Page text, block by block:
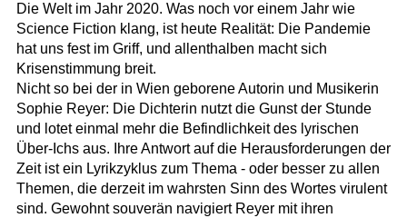
Die Welt im Jahr 2020. Was noch vor einem Jahr wie
Science Fiction klang, ist heute Realität: Die Pandemie
hat uns fest im Griff, und allenthalben macht sich
Krisenstimmung breit.
Nicht so bei der in Wien geborene Autorin und Musikerin
Sophie Reyer: Die Dichterin nutzt die Gunst der Stunde
und lotet einmal mehr die Befindlichkeit des lyrischen
Über-Ichs aus. Ihre Antwort auf die Herausforderungen der
Zeit ist ein Lyrikzyklus zum Thema - oder besser zu allen
Themen, die derzeit im wahrsten Sinn des Wortes virulent
sind. Gewohnt souverän navigiert Reyer mit ihren